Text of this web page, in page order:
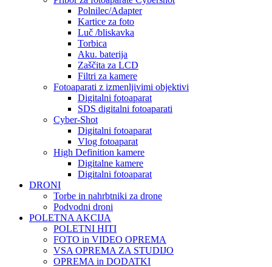
Polnilec/Adapter
Kartice za foto
Luč /bliskavka
Torbica
Aku. baterija
Zaščita za LCD
Filtri za kamere
Fotoaparati z izmenljivimi objektivi
Digitalni fotoaparat
SDS digitalni fotoaparati
Cyber-Shot
Digitalni fotoaparat
Vlog fotoaparat
High Definition kamere
Digitalne kamere
Digitalni fotoaparat
DRONI
Torbe in nahrbtniki za drone
Podvodni droni
POLETNA AKCIJA
POLETNI HITI
FOTO in VIDEO OPREMA
VSA OPREMA ZA STUDIJO
OPREMA in DODATKI